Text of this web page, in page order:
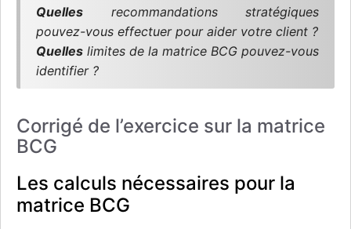
Quelles recommandations stratégiques
pouvez-vous effectuer pour aider votre client ?
Quelles limites de la matrice BCG pouvez-vous
identifier ?
Corrigé de l’exercice sur la matrice
BCG
Les calculs nécessaires pour la
matrice BCG